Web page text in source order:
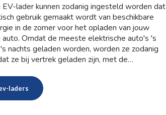
lader kunnen zodanig ingesteld worden dat
gebruik gemaakt wordt van beschikbare
in de zomer voor het opladen van jouw
auto. Omdat de meeste elektrische auto's 's
nachts geladen worden, worden ze zodanig
ze bij vertrek geladen zijn, met de
was.
laders